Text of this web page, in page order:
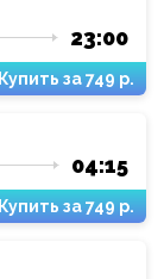
23:00
749 р.
04:15
749 р.